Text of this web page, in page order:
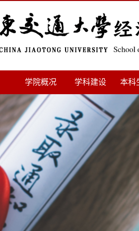
学院概况 学科建设 本科